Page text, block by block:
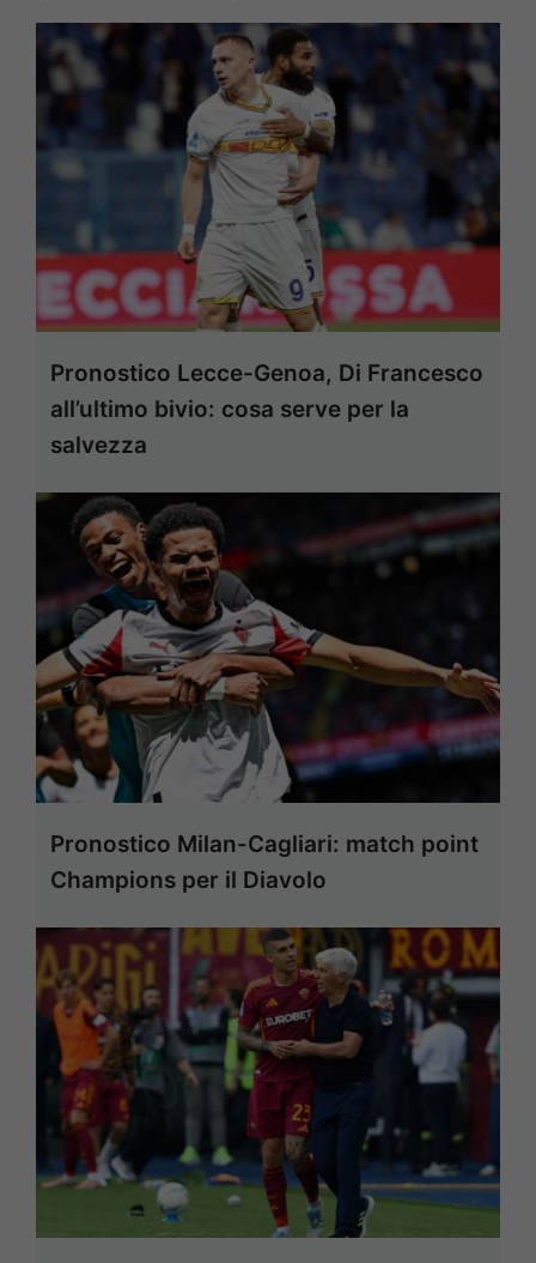
Pronostico Lecce-Genoa, Di Francesco
all’ultimo bivio: cosa serve per la
salvezza
Pronostico Milan-Cagliari: match point
Champions per il Diavolo